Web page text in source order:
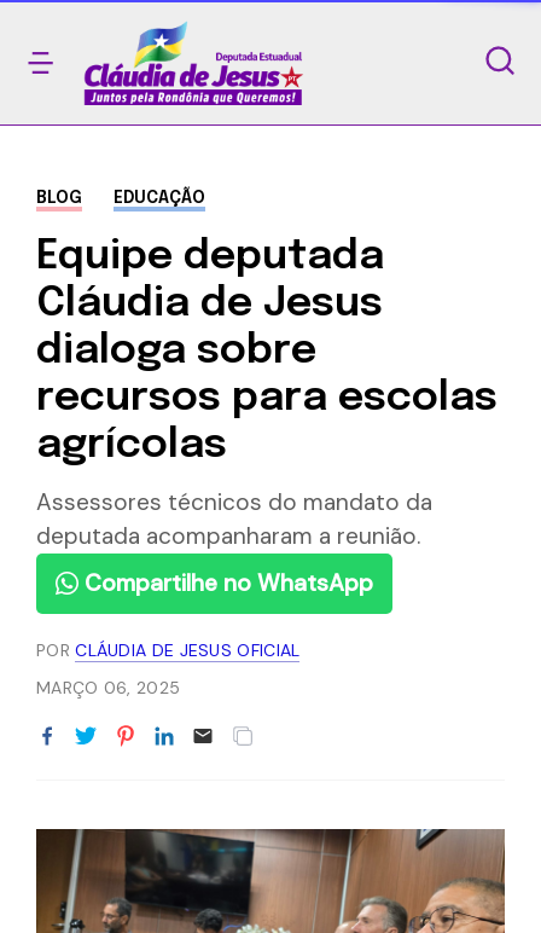
BLOG EDUCAÇÃO
Equipe deputada
Cláudia de Jesus
dialoga sobre
recursos para escolas
agrícolas
Assessores técnicos do mandato da
deputada acompanharam a reunião.
Compartilhe no WhatsApp
PORCLÁUDIA DE JESUS OFICIAL
MARÇO 06, 2025